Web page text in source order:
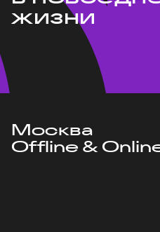
жизни
Москва
Offline &